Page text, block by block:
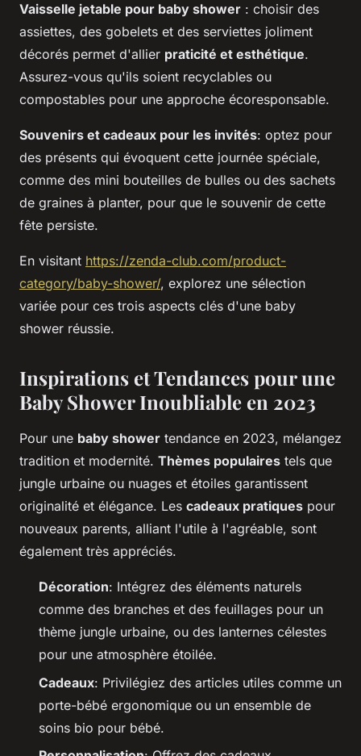
Vaisselle jetable pour baby shower : choisir des
assiettes, des gobelets et des serviettes joliment
décorés permet d'allier praticité et esthétique.
Assurez-vous qu'ils soient recyclables ou
compostables pour une approche écoresponsable.
Souvenirs et cadeaux pour les invités: optez pour
des présents qui évoquent cette journée spéciale,
comme des mini bouteilles de bulles ou des sachets
de graines à planter, pour que le souvenir de cette
fête persiste.
En visitant https://zenda-club.com/product-
category/baby-shower/, explorez une sélection
variée pour ces trois aspects clés d'une baby
shower réussie.
Inspirations et Tendances pour une
Baby Shower Inoubliable en 2023
Pour une baby shower tendance en 2023, mélangez
tradition et modernité. Thèmes populaires tels que
jungle urbaine ou nuages et étoiles garantissent
originalité et élégance. Les cadeaux pratiques pour
nouveaux parents, alliant l'utile à l'agréable, sont
également très appréciés.
Décoration: Intégrez des éléments naturels
comme des branches et des feuillages pour un
thème jungle urbaine, ou des lanternes célestes
pour une atmosphère étoilée.
Cadeaux: Privilégiez des articles utiles comme un
porte-bébé ergonomique ou un ensemble de
soins bio pour bébé.